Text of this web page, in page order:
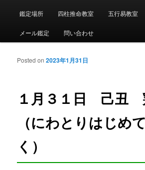
鑑定場所 四柱推命教室 五行易教室
メール鑑定 問い合わせ
１月３１日 己丑
（にわとりはじめ
く）
Posted on2023年1月31日